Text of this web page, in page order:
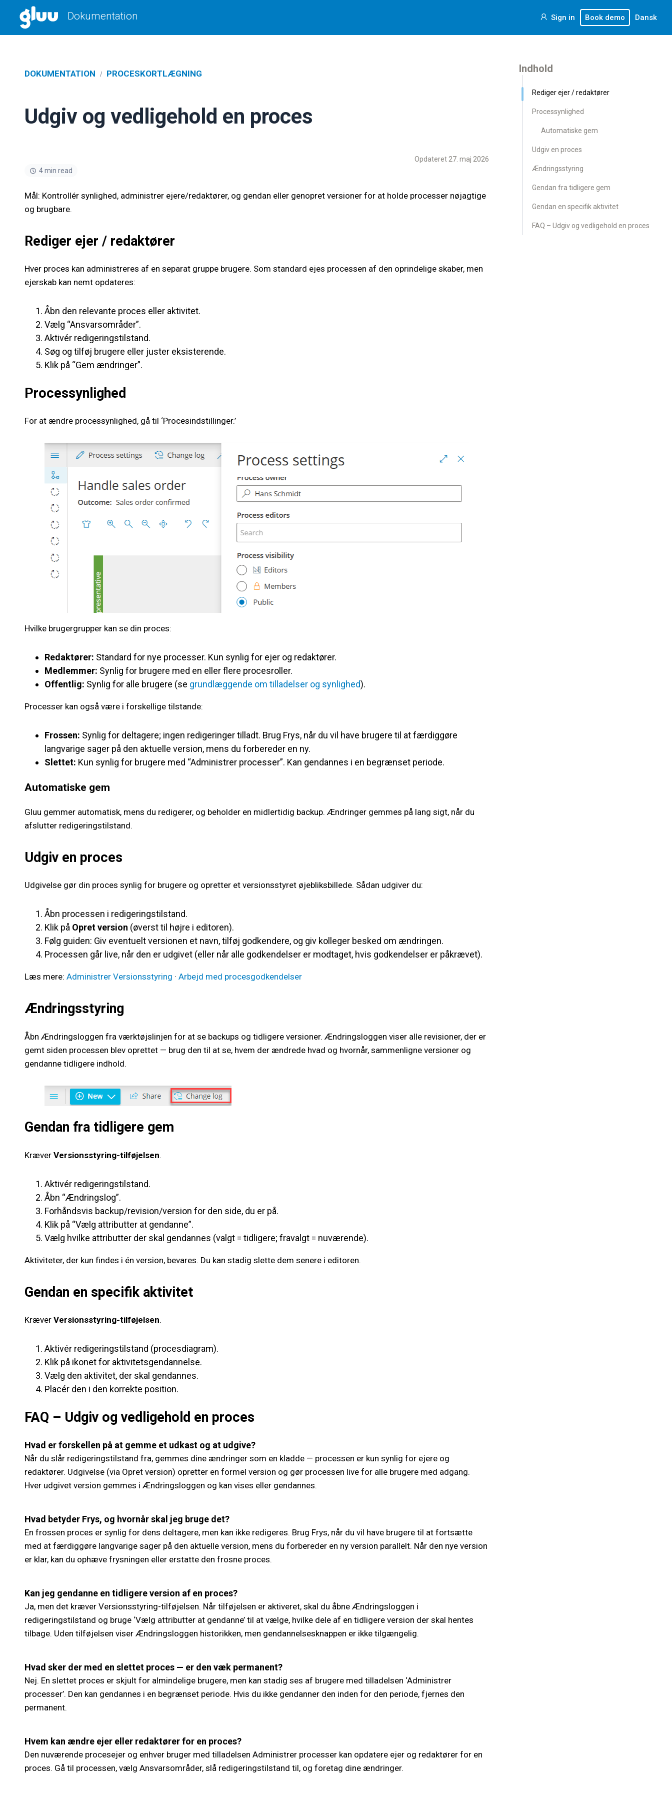
Dokumentation Sign in Book demo Dansk
DOKUMENTATION PROCESKORTLÆGNING
Udgiv og vedligehold en proces
4 min read
Mål: Kontrollér synlighed, administrer ejere/redaktører, og gendan eller genopret versioner for at holde processer nøjagtige
og brugbare.
Rediger ejer / redaktører
Hver proces kan administreres af en separat gruppe brugere. Som standard ejes processen af den oprindelige skaber, men
ejerskab kan nemt opdateres:
Åbn den relevante proces eller aktivitet.
Vælg “Ansvarsområder”.
Aktivér redigeringstilstand.
Søg og tilføj brugere eller juster eksisterende.
Klik på “Gem ændringer”.
Processynlighed
For at ændre processynlighed, gå til ‘Procesindstillinger.’
Hvilke brugergrupper kan se din proces:
Redaktører: Standard for nye processer. Kun synlig for ejer og redaktører.
Medlemmer: Synlig for brugere med en eller flere procesroller.
Offentlig: Synlig for alle brugere (se grundlæggende om tilladelser og synlighed).
Processer kan også være i forskellige tilstande:
Frossen: Synlig for deltagere; ingen redigeringer tilladt. Brug Frys, når du vil have brugere til at færdiggøre
langvarige sager på den aktuelle version, mens du forbereder en ny.
Slettet: Kun synlig for brugere med “Administrer processer”. Kan gendannes i en begrænset periode.
Automatiske gem
Gluu gemmer automatisk, mens du redigerer, og beholder en midlertidig backup. Ændringer gemmes på lang sigt, når du
afslutter redigeringstilstand.
Udgiv en proces
Udgivelse gør din proces synlig for brugere og opretter et versionsstyret øjebliksbillede. Sådan udgiver du:
Åbn processen i redigeringstilstand.
Klik på Opret version (øverst til højre i editoren).
Følg guiden: Giv eventuelt versionen et navn, tilføj godkendere, og giv kolleger besked om ændringen.
Processen går live, når den er udgivet (eller når alle godkendelser er modtaget, hvis godkendelser er påkrævet).
Læs mere: Administrer Versionsstyring · Arbejd med procesgodkendelser
Ændringsstyring
Åbn Ændringsloggen fra værktøjslinjen for at se backups og tidligere versioner. Ændringsloggen viser alle revisioner, der er
gemt siden processen blev oprettet — brug den til at se, hvem der ændrede hvad og hvornår, sammenligne versioner og
gendanne tidligere indhold.
Gendan fra tidligere gem
Kræver Versionsstyring-tilføjelsen.
Aktivér redigeringstilstand.
Åbn “Ændringslog”.
Forhåndsvis backup/revision/version for den side, du er på.
Klik på “Vælg attributter at gendanne”.
Vælg hvilke attributter der skal gendannes (valgt = tidligere; fravalgt = nuværende).
Aktiviteter, der kun findes i én version, bevares. Du kan stadig slette dem senere i editoren.
Gendan en specifik aktivitet
Kræver Versionsstyring-tilføjelsen.
Aktivér redigeringstilstand (procesdiagram).
Klik på ikonet for aktivitetsgendannelse.
Vælg den aktivitet, der skal gendannes.
Placér den i den korrekte position.
FAQ – Udgiv og vedligehold en proces
Hvad er forskellen på at gemme et udkast og at udgive?
Når du slår redigeringstilstand fra, gemmes dine ændringer som en kladde — processen er kun synlig for ejere og
redaktører. Udgivelse (via Opret version) opretter en formel version og gør processen live for alle brugere med adgang.
Hver udgivet version gemmes i Ændringsloggen og kan vises eller gendannes.
Hvad betyder Frys, og hvornår skal jeg bruge det?
En frossen proces er synlig for dens deltagere, men kan ikke redigeres. Brug Frys, når du vil have brugere til at fortsætte
med at færdiggøre langvarige sager på den aktuelle version, mens du forbereder en ny version parallelt. Når den nye version
er klar, kan du ophæve frysningen eller erstatte den frosne proces.
Kan jeg gendanne en tidligere version af en proces?
Ja, men det kræver Versionsstyring-tilføjelsen. Når tilføjelsen er aktiveret, skal du åbne Ændringsloggen i
redigeringstilstand og bruge ‘Vælg attributter at gendanne’ til at vælge, hvilke dele af en tidligere version der skal hentes
tilbage. Uden tilføjelsen viser Ændringsloggen historikken, men gendannelsesknappen er ikke tilgængelig.
Hvad sker der med en slettet proces — er den væk permanent?
Nej. En slettet proces er skjult for almindelige brugere, men kan stadig ses af brugere med tilladelsen ‘Administrer
processer’. Den kan gendannes i en begrænset periode. Hvis du ikke gendanner den inden for den periode, fjernes den
permanent.
Hvem kan ændre ejer eller redaktører for en proces?
Den nuværende procesejer og enhver bruger med tilladelsen Administrer processer kan opdatere ejer og redaktører for en
proces. Gå til processen, vælg Ansvarsområder, slå redigeringstilstand til, og foretag dine ændringer.
Opdateret 27. maj 2026
Indhold
Rediger ejer / redaktører
Processynlighed
Automatiske gem
Udgiv en proces
Ændringsstyring
Gendan fra tidligere gem
Gendan en specifik aktivitet
FAQ – Udgiv og vedligehold en proces
Sammenlign jeres procesarbejde